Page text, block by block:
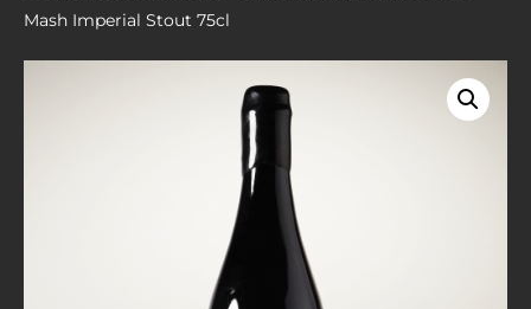
Mash Imperial Stout 75cl